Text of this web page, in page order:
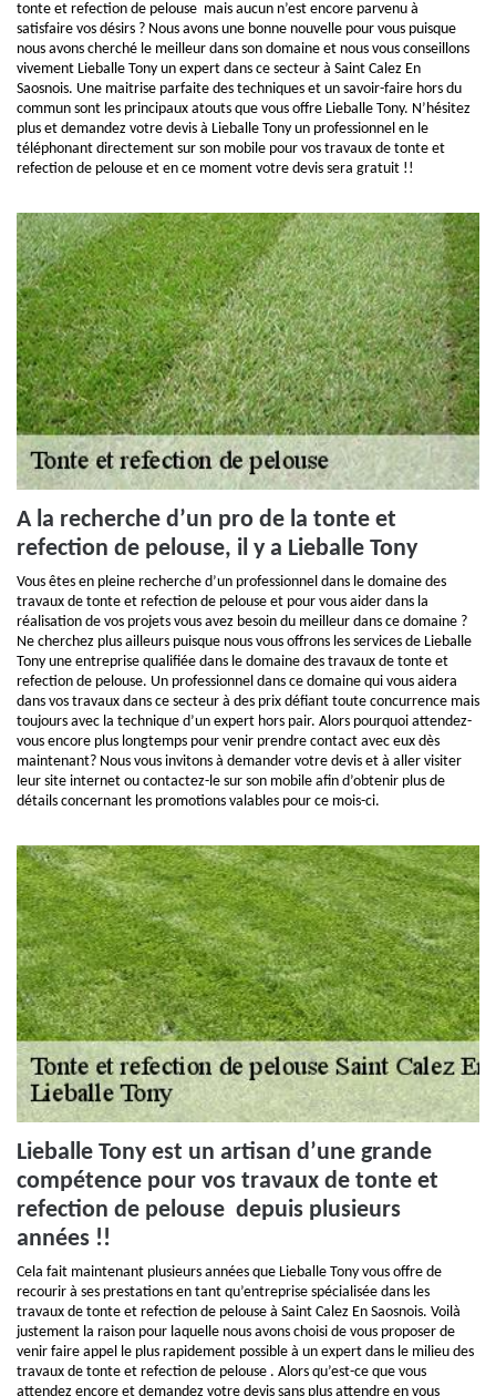
tonte et refection de pelouse mais aucun n’est encore parvenu à
satisfaire vos désirs ? Nous avons une bonne nouvelle pour vous puisque
nous avons cherché le meilleur dans son domaine et nous vous conseillons
vivement Lieballe Tony un expert dans ce secteur à Saint Calez En
Saosnois. Une maitrise parfaite des techniques et un savoir-faire hors du
commun sont les principaux atouts que vous offre Lieballe Tony. N’hésitez
plus et demandez votre devis à Lieballe Tony un professionnel en le
téléphonant directement sur son mobile pour vos travaux de tonte et
refection de pelouse et en ce moment votre devis sera gratuit !!
A la recherche d’un pro de la tonte et
refection de pelouse, il y a Lieballe Tony
Vous êtes en pleine recherche d’un professionnel dans le domaine des
travaux de tonte et refection de pelouse et pour vous aider dans la
réalisation de vos projets vous avez besoin du meilleur dans ce domaine ?
Ne cherchez plus ailleurs puisque nous vous offrons les services de Lieballe
Tony une entreprise qualifiée dans le domaine des travaux de tonte et
refection de pelouse. Un professionnel dans ce domaine qui vous aidera
dans vos travaux dans ce secteur à des prix défiant toute concurrence mais
toujours avec la technique d’un expert hors pair. Alors pourquoi attendez-
vous encore plus longtemps pour venir prendre contact avec eux dès
maintenant? Nous vous invitons à demander votre devis et à aller visiter
leur site internet ou contactez-le sur son mobile afin d’obtenir plus de
détails concernant les promotions valables pour ce mois-ci.
Lieballe Tony est un artisan d’une grande
compétence pour vos travaux de tonte et
refection de pelouse depuis plusieurs
années !!
Cela fait maintenant plusieurs années que Lieballe Tony vous offre de
recourir à ses prestations en tant qu’entreprise spécialisée dans les
travaux de tonte et refection de pelouse à Saint Calez En Saosnois. Voilà
justement la raison pour laquelle nous avons choisi de vous proposer de
venir faire appel le plus rapidement possible à un expert dans le milieu des
travaux de tonte et refection de pelouse . Alors qu’est-ce que vous
attendez encore et demandez votre devis sans plus attendre en vous